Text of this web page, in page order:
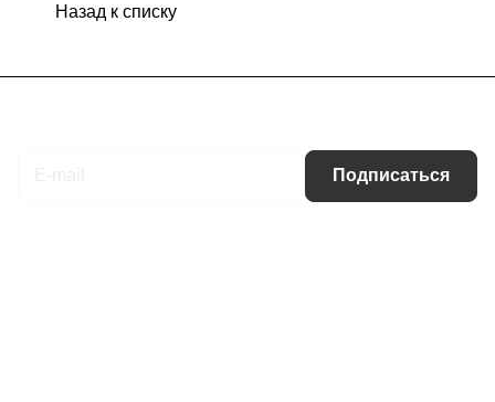
Назад к списку
Подписаться